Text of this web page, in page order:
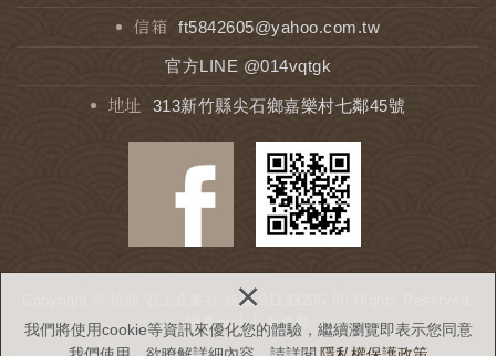
我們將使用cookie等資訊來優化您的體驗，繼續瀏覽即表示您同意
×
信箱 ft5842605@yahoo.com.tw
官方LINE @014vqtgk
地址 313新竹縣尖石鄉嘉樂村七鄰45號
Copyright © 抬頭:石上企業社 統編:91133205 All Rights Reserved.
網頁設計│ 新視野